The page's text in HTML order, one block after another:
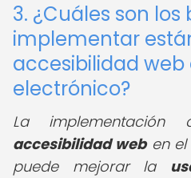
3. ¿Cuáles son
implementar
accesibilidad
electrónico?
La implementación
accesibilidad weben el
puede mejorar la